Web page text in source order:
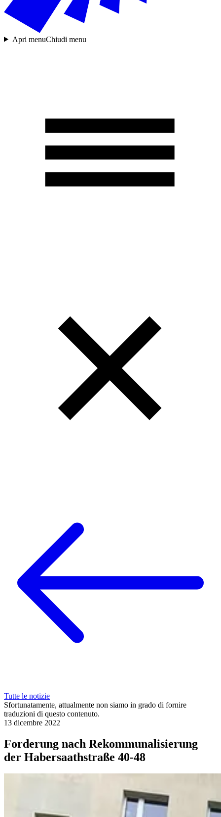
Apri menuChiudi menu
Tutte le notizie
Sfortunatamente, attualmente non siamo in grado di fornire
traduzioni di questo contenuto.
13 dicembre 2022
Forderung nach Rekommunalisierung
der Habersaathstraße 40-48